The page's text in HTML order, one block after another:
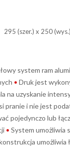
295 (szer.) x 250
system ram
• Druk jest
na uzyskanie
pranie i nie jest
pojedynczo lub
• System umożliwia
umożliwia